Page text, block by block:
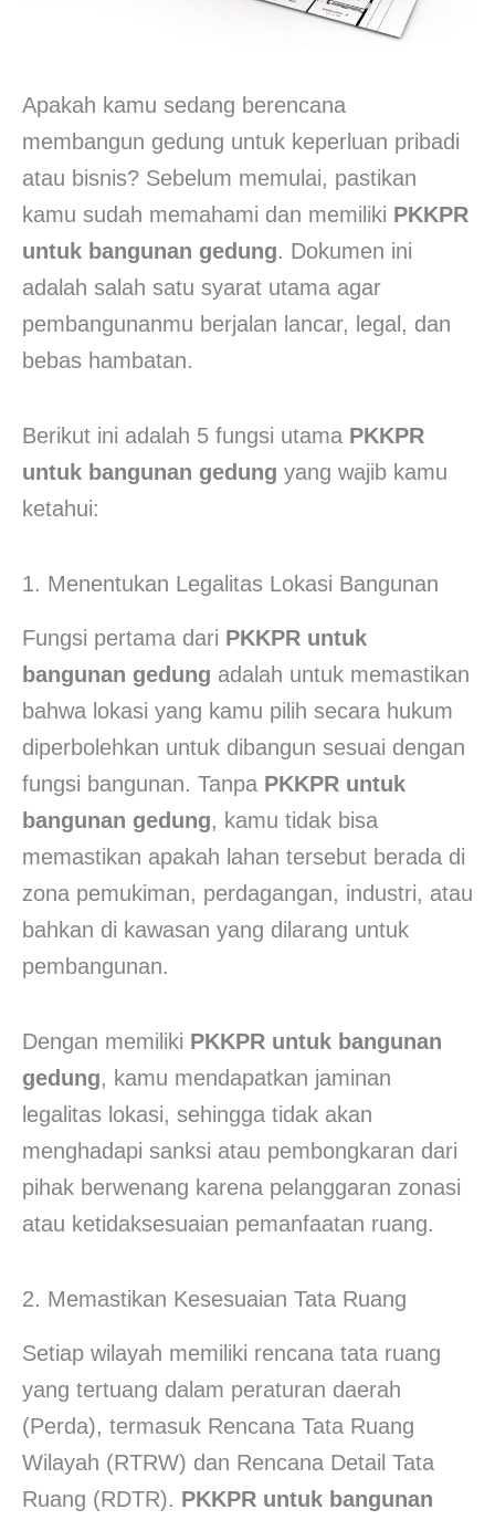
Apakah kamu sedang berencana
membangun gedung untuk keperluan pribadi
atau bisnis? Sebelum memulai, pastikan
kamu sudah memahami dan memiliki PKKPR
untuk bangunan gedung. Dokumen ini
adalah salah satu syarat utama agar
pembangunanmu berjalan lancar, legal, dan
bebas hambatan.
Berikut ini adalah 5 fungsi utama PKKPR
untuk bangunan gedung yang wajib kamu
ketahui:
1. Menentukan Legalitas Lokasi Bangunan
Fungsi pertama dari PKKPR untuk
bangunan gedung adalah untuk memastikan
bahwa lokasi yang kamu pilih secara hukum
diperbolehkan untuk dibangun sesuai dengan
fungsi bangunan. Tanpa PKKPR untuk
bangunan gedung, kamu tidak bisa
memastikan apakah lahan tersebut berada di
zona pemukiman, perdagangan, industri, atau
bahkan di kawasan yang dilarang untuk
pembangunan.
Dengan memiliki PKKPR untuk bangunan
gedung, kamu mendapatkan jaminan
legalitas lokasi, sehingga tidak akan
menghadapi sanksi atau pembongkaran dari
pihak berwenang karena pelanggaran zonasi
atau ketidaksesuaian pemanfaatan ruang.
2. Memastikan Kesesuaian Tata Ruang
Setiap wilayah memiliki rencana tata ruang
yang tertuang dalam peraturan daerah
(Perda), termasuk Rencana Tata Ruang
Wilayah (RTRW) dan Rencana Detail Tata
Ruang (RDTR). PKKPR untuk bangunan